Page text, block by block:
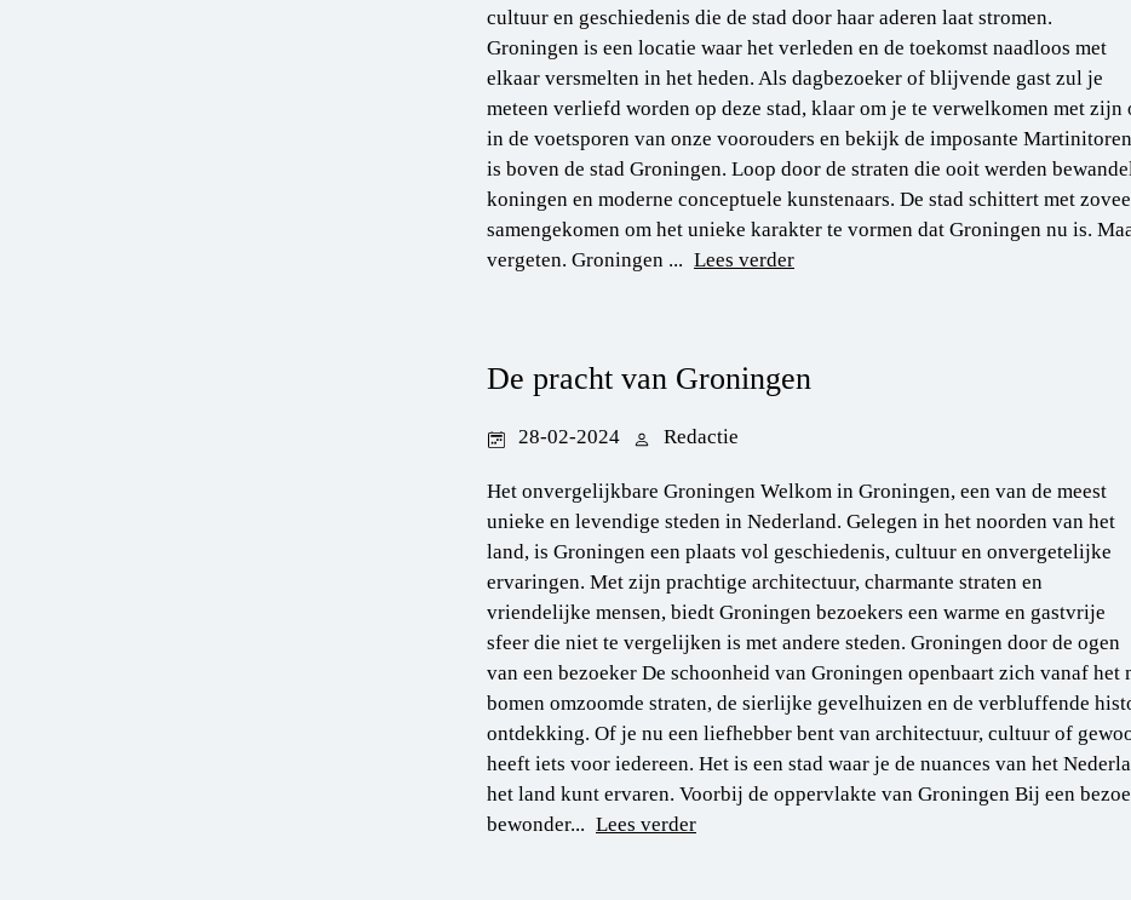
cultuur en geschiedenis die de stad door haar aderen laat stromen.
Groningen is een locatie waar het verleden en de toekomst naadloos met
elkaar versmelten in het heden. Als dagbezoeker of blijvende gast zul je
meteen verliefd worden op deze stad, klaar om je te verwelkomen met zijn
in de voetsporen van onze voorouders en bekijk de imposante
is boven de stad Groningen. Loop door de straten die ooit werden
koningen en moderne conceptuele kunstenaars. De stad schittert met
samengekomen om het unieke karakter te vormen dat Groningen nu is.
vergeten. Groningen ... Lees verder
De pracht van Groningen
28-02-2024 Redactie
Het onvergelijkbare Groningen Welkom in Groningen, een van de meest
unieke en levendige steden in Nederland. Gelegen in het noorden van het
land, is Groningen een plaats vol geschiedenis, cultuur en onvergetelijke
ervaringen. Met zijn prachtige architectuur, charmante straten en
vriendelijke mensen, biedt Groningen bezoekers een warme en gastvrije
sfeer die niet te vergelijken is met andere steden. Groningen door de ogen
van een bezoeker De schoonheid van Groningen openbaart zich vanaf het
bomen omzoomde straten, de sierlijke gevelhuizen en de verbluffende
ontdekking. Of je nu een liefhebber bent van architectuur, cultuur of
heeft iets voor iedereen. Het is een stad waar je de nuances van het
het land kunt ervaren. Voorbij de oppervlakte van Groningen Bij een
bewonder... Lees verder